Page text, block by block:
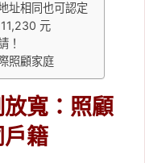
址相同也可認定
元
！
照顧家庭
寬：照顧
籍